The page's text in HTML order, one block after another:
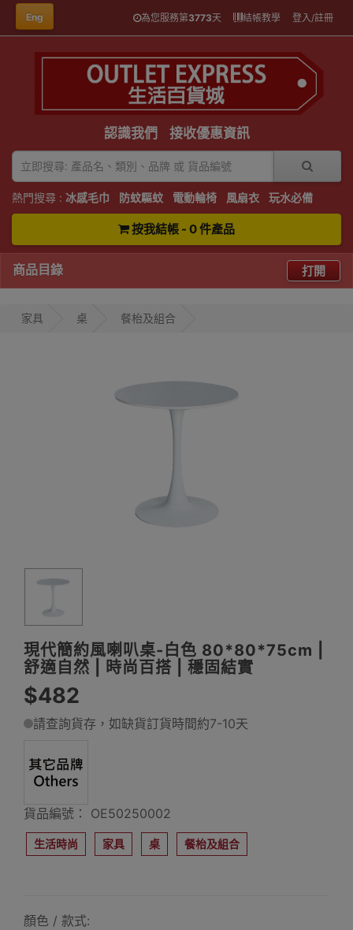
Eng 為您服務第3773天 結帳教學 登入/註冊
認識我們 接收優惠資訊
熱門搜尋 : 冰感毛巾 防蚊驅蚊 電動輪椅 風扇衣 玩水必備
按我結帳 - 0 件產品
商品目錄 打開
家具 桌 餐枱及組合
現代簡約風喇叭桌-白色 80*80*75cm |
舒適自然 | 時尚百搭 | 穩固結實
$482
請查詢貨存，如缺貨訂貨時間約7-10天
貨品編號： OE50250002
生活時尚 家具 桌 餐枱及組合
顏色 / 款式: